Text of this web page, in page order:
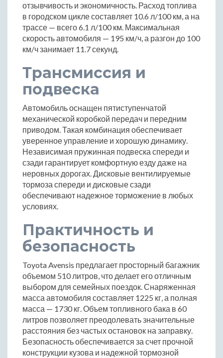
отзывчивость и экономичность. Расход топлива
в городском цикле составляет 10.6 л/100 км, а на
трассе — всего 6.1 л/100 км. Максимальная
скорость автомобиля — 195 км/ч, а разгон до 100
км/ч занимает 11.7 секунд.
Трансмиссия и
подвеска
Автомобиль оснащен пятиступенчатой
механической коробкой передач и передним
приводом. Такая комбинация обеспечивает
уверенное управление и хорошую динамику.
Независимая пружинная подвеска спереди и
сзади гарантирует комфортную езду даже на
неровных дорогах. Дисковые вентилируемые
тормоза спереди и дисковые сзади
обеспечивают надежное торможение в любых
условиях.
Практичность и
безопасность
Toyota Avensis предлагает просторный багажник
объемом 510 литров, что делает его отличным
выбором для семейных поездок. Снаряженная
масса автомобиля составляет 1225 кг, а полная
масса — 1730 кг. Объем топливного бака в 60
литров позволяет преодолевать значительные
расстояния без частых остановок на заправку.
Безопасность обеспечивается за счет прочной
конструкции кузова и надежной тормозной